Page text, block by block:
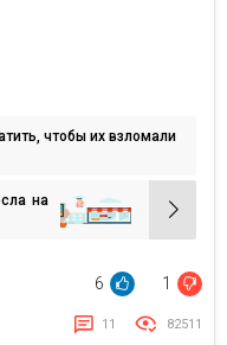
чтобы их взломали
на
6 1
11 82511